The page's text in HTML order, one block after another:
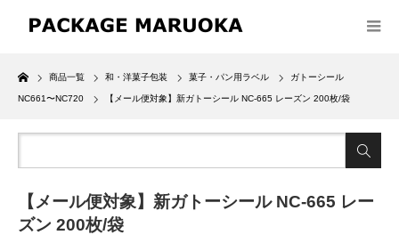
Home
商品一覧 和・洋菓子包装 菓子・パン用ラベル ガトーシール
NC661〜NC720 【メール便対象】新ガトーシール NC-665 レーズン 200枚/袋
【メール便対象】新ガトーシール NC-665 レー
ズン 200枚/袋